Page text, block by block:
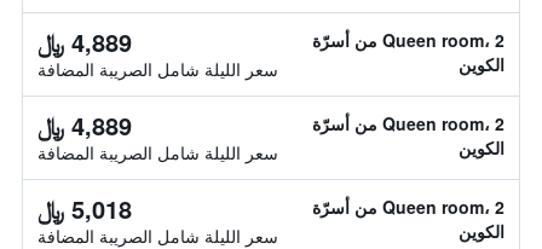
Queen room، 2 من أسرّة
الكوين
4,889 ﷼
سعر الليلة شامل الصريبة المضافة
Queen room، 2 من أسرّة
الكوين
4,889 ﷼
سعر الليلة شامل الصريبة المضافة
Queen room، 2 من أسرّة
الكوين
5,018 ﷼
سعر الليلة شامل الصريبة المضافة